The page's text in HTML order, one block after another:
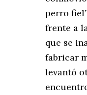
perro
frente a
que se
fabricar
levantó